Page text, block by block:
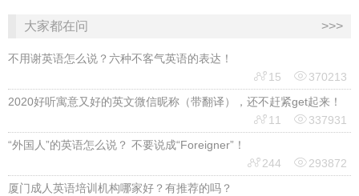
大家都在问 >>>
不用谢英语怎么说？六种不客气英语的表达！
15 370213
2020好听寓意又好的英文微信昵称（带翻译），还不赶紧get起来！
11 337931
“外国人”的英语怎么说？ 不要说成“Foreigner”！
244 293872
厦门成人英语培训机构哪家好？有推荐的吗？